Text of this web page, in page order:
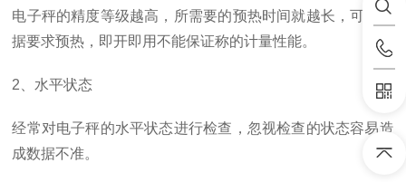
电子秤的精度等级越高，所需要的预热时间就越长，可以根
据要求预热，即开即用不能保证称的计量性能。
2 、水平状态
经常对电子秤的水平状态进行检查，忽视检查的状态容易造
成数据不准。